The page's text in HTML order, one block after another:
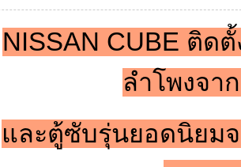
NISSAN CUBE ติด
ลำโพงจา
และตู้ซับรุ่นยอดนิยมจ